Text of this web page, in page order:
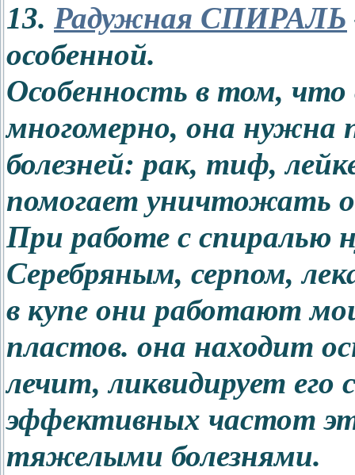
13. Радужная СПИРАЛЬ
особенной.
Особенность в том, что
многомерно, она нужна
болезней: рак, тиф,
помогает уничтожать
При работе с спиралью
Серебряным, серпом,
в купе они работают
пластов. она находит
лечит, ликвидирует его
эффективных частот
тяжелыми болезнями.